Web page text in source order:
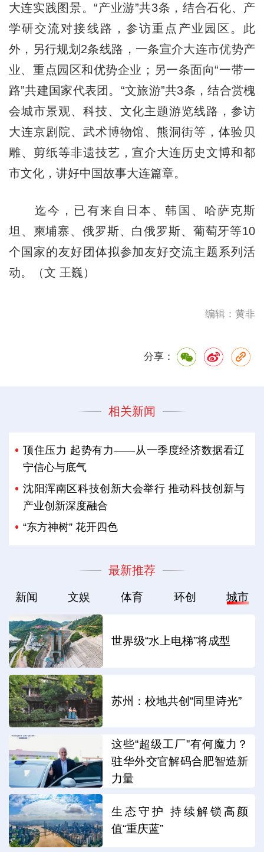
大连实践图景。“产业游”共3条，结合石化、产
学研交流对接线路，参访重点产业园区。此
外，另行规划2条线路，一条宣介大连市优势产
业、重点园区和优势企业；另一条面向“一带一
路”共建国家代表团。“文旅游”共3条，结合赏槐
会城市景观、科技、文化主题游览线路，参访
大连京剧院、武术博物馆、熊洞街等，体验贝
雕、剪纸等非遗技艺，宣介大连历史文博和都
市文化，讲好中国故事大连篇章。
迄今，已有来自日本、韩国、哈萨克斯
坦、柬埔寨、俄罗斯、白俄罗斯、葡萄牙等10
个国家的友好团体拟参加友好交流主题系列活
动。（文 王巍）
编辑：黄非
分享：
相关新闻
顶住压力 起势有力——从一季度经济数据看辽
宁信心与底气
沈阳浑南区科技创新大会举行 推动科技创新与
产业创新深度融合
“东方神树” 花开四色
最新推荐
新闻 文娱 体育 环创 城市
世界级“水上电梯”将成型
苏州：校地共创“同里诗光”
这些“超级工厂”有何魔力？
驻华外交官解码合肥智造新
力量
生态守护 持续解锁高颜
值“重庆蓝”